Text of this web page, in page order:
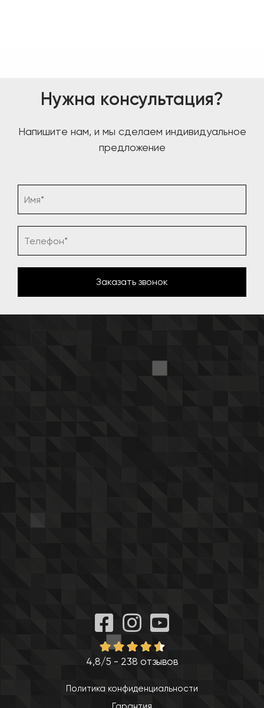
Нужна консультация?
Напишите нам, и мы сделаем индивидуальное
предложение
4,8/5 - 238 отзывов
Политика конфиденциальности